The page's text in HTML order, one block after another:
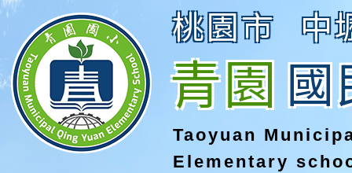
桃園市 中
青園國
Taoyuan
Elementary